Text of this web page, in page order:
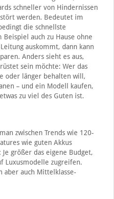
schneller von Hindernissen
werden. Bedeutet im
die schnellste
auch zu Hause ohne
auskommt, dann kann
Anders sieht es aus,
sein möchte: Wer das
oder länger behalten will,
– und ein Modell kaufen,
zu viel des Guten ist.
zwischen Trends wie 120-
wie guten Akkus
größer das eigene Budget,
Luxusmodelle zugreifen.
aber auch Mittelklasse-